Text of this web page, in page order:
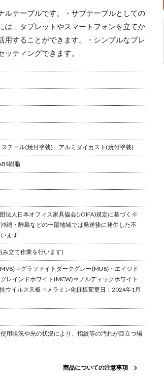
テーブルです。
・サブテーブルとしての
は、タブレットやスマートフォンを立てか
することができます。
・シンプルなプレ
ティングできます。
スチール(焼付塗装)、アルミダイカスト(焼付塗装)
樹脂
法人日本オフィス家具協会(JOIFA)規定に基づく ※
縄・離島などの一部地域では発送後に発生した不
ます
立て作業を行います)
グラファイトダークグレー(MU8) ・エイジド
グレインドホワイト(MCW)⇒ノルディックホワイト
抗ウイルス天板⇒メラミン化粧板変更日：2024年1月
使用状況や光の状況により、指紋等の汚れが目立つ場
商品についての注意事項